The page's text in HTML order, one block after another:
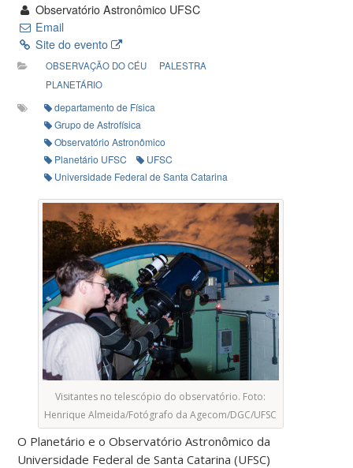
Observatório Astronômico UFSC
Email
Site do evento
OBSERVAÇÃO DO CÉU
PALESTRA
PLANETÁRIO
departamento de Física
Grupo de Astrofísica
Observatório Astronômico
Planetário UFSC
UFSC
Universidade Federal de Santa Catarina
Visitantes no telescópio do observatório. Foto:
Henrique Almeida/Fotógrafo da Agecom/DGC/UFSC
O Planetário e o Observatório Astronômico da
Universidade Federal de Santa Catarina (UFSC)